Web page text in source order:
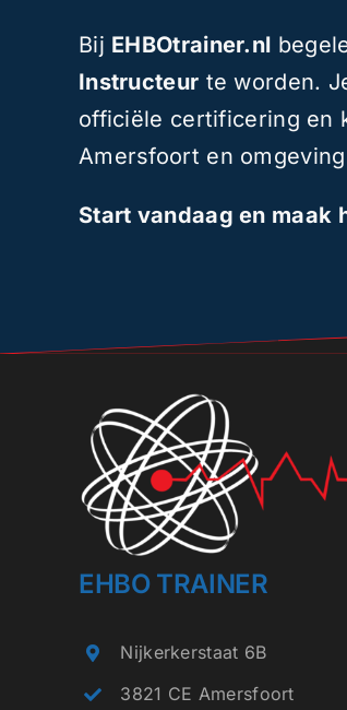
Bij EHBOtrainer.nl
Instructeur te worden.
officiële certificering en
Amersfoort en
Start vandaag en maak
EHBO TRAINER
Nijkerkerstaat 6B
3821 CE Amersfoort